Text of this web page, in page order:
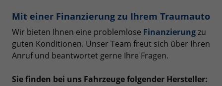
Mit einer Finanzierung zu Ihrem Traumauto
Wir bieten Ihnen eine problemlose Finanzierungzu
guten Konditionen. Unser Team freut sich über Ihren
Anruf und beantwortet gerne Ihre Fragen.
Sie finden bei uns Fahrzeuge folgender Hersteller: